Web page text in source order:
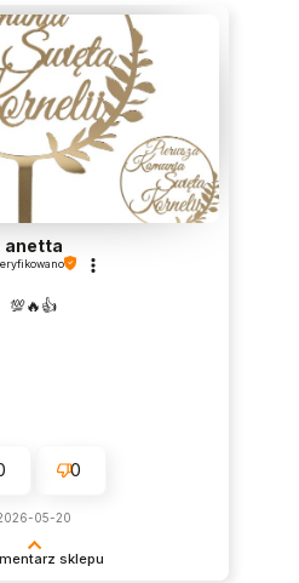
sklepu
anetta
💯🔥👍️
0
05-20